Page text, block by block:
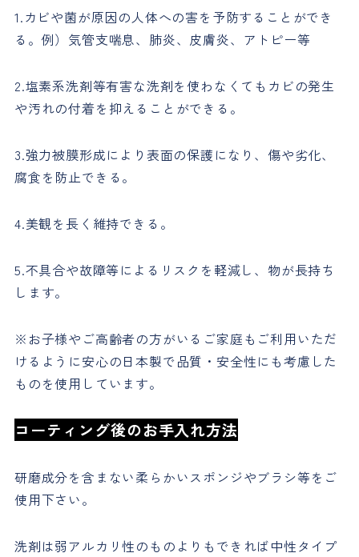
1.カビや菌が原因の人体への害を予防することができ
る。例）気管支喘息、肺炎、皮膚炎、アトピー等
2.塩素系洗剤等有害な洗剤を使わなくてもカビの発生
や汚れの付着を抑えることができる。
3.強力被膜形成により表面の保護になり、傷や劣化、
腐食を防止できる。
4.美観を長く維持できる。
5.不具合や故障等によるリスクを軽減し、物が長持ち
します。
※お子様やご高齢者の方がいるご家庭もご利用いただ
けるように安心の日本製で品質・安全性にも考慮した
ものを使用しています。
コーティング後のお手入れ方法
研磨成分を含まない柔らかいスポンジやブラシ等をご
使用下さい。
洗剤は弱アルカリ性のものよりもできれば中性タイプ